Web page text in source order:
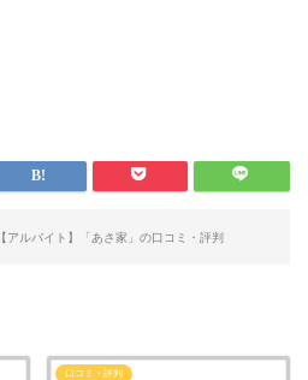
【アルバイト】「あさ家」の口コミ・評判
口コミ・評判